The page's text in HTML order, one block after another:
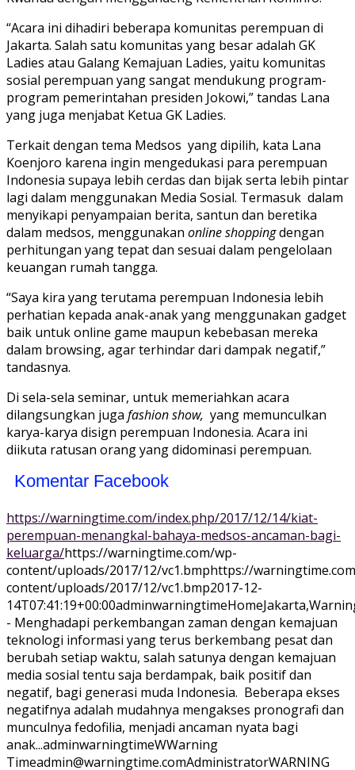
“Acara ini dihadiri beberapa komunitas perempuan di
Jakarta. Salah satu komunitas yang besar adalah GK
Ladies atau Galang Kemajuan Ladies, yaitu komunitas
sosial perempuan yang sangat mendukung program-
program pemerintahan presiden Jokowi,” tandas Lana
yang juga menjabat Ketua GK Ladies.
Terkait dengan tema Medsos yang dipilih, kata Lana
Koenjoro karena ingin mengedukasi para perempuan
Indonesia supaya lebih cerdas dan bijak serta lebih pintar
lagi dalam menggunakan Media Sosial. Termasuk dalam
menyikapi penyampaian berita, santun dan beretika
dalam medsos, menggunakan online shoppingdengan
perhitungan yang tepat dan sesuai dalam pengelolaan
keuangan rumah tangga.
“Saya kira yang terutama perempuan Indonesia lebih
perhatian kepada anak-anak yang menggunakan gadget
baik untuk online game maupun kebebasan mereka
dalam browsing, agar terhindar dari dampak negatif,”
tandasnya.
Di sela-sela seminar, untuk memeriahkan acara
dilangsungkan juga fashion show, yang memunculkan
karya-karya disign perempuan Indonesia. Acara ini
diikuta ratusan orang yang didominasi perempuan.
Komentar Facebook
https://warningtime.com/index.php/2017/12/14/kiat-
perempuan-menangkal-bahaya-medsos-ancaman-bagi-
keluarga/https://warningtime.com/wp-
content/uploads/2017/12/vc1.bmphttps://
content/uploads/2017/12/vc1.bmp2017-12-
14T07:41:19+00:00adminwarningtimeHome
- Menghadapi perkembangan zaman dengan kemajuan
teknologi informasi yang terus berkembang pesat dan
berubah setiap waktu, salah satunya dengan kemajuan
media sosial tentu saja berdampak, baik positif dan
negatif, bagi generasi muda Indonesia. Beberapa ekses
negatifnya adalah mudahnya mengakses pronografi dan
munculnya fedofilia, menjadi ancaman nyata bagi
anak...adminwarningtimeWWarning
Timeadmin@warningtime.comAdministratorWARNING